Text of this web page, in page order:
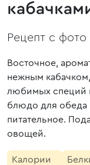
Рецепт с фото
Восточное,
нежным
любимых специй
блюдо для обеда
питательное.
овощей.
Калории